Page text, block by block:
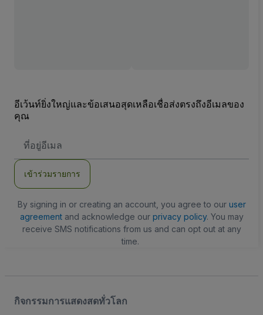
อีเว้นท์ยิ่งใหญ่และข้อเสนอสุดเหลือเชื่อส่งตรงถึงอีเมลของ
คุณ
อยู่
เข้าร่วมรายการ
By signing in or creating an account, you agree to our user
agreementand acknowledge our privacy policy. You may
receive SMS notifications from us and can opt out at any
time.
กิจกรรมการแสดงสดทั่วโลก